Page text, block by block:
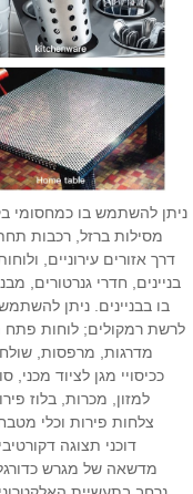
ניתן להשתמש בו כמחסומי
מסילות ברזל, רכבות
דרך אזורים עירוניים,
בניינים, חדרי גנרטורים,
בו בבניינים. ניתן
לרשת רמקולים; לוחות
מדרגות, מרפסות,
ככיסויי מגן לציוד מכני,
צלחות פירות וכלי
דוכני תצוגה
מדשאה של מגרש